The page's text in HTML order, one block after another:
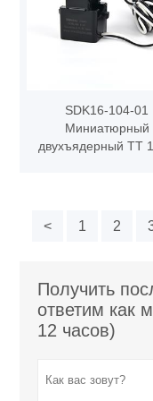
SDK16-104-01
Миниатюрный
двухъядерный ТТ
< 1 2
Получить
ответим как
12 часов)